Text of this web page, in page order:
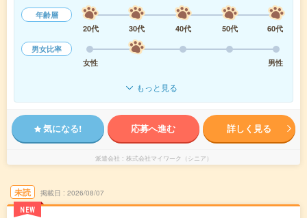
年齢層
20代
30代 40代 50代
60代
男女比率
女性
男性
もっと見る
気になる! 応募へ進む 詳しく見る
派遣会社 株式会社マイワーク（シニア）
未読
NEW
掲載日 2026/08/07